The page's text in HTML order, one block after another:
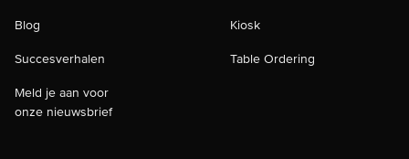
Blog
Succesverhalen
Meld je aan voor
onze nieuwsbrief
Kiosk
Table Ordering